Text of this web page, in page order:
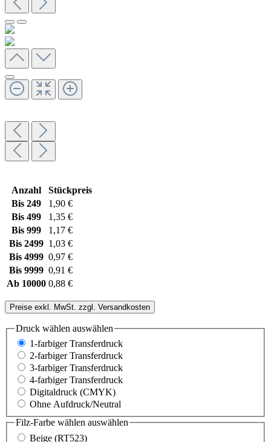
Anzahl
Stückpreis
Bis 249
1,90 €
Bis 499
1,35 €
Bis 999
1,17 €
Bis 2499 1,03 €
Bis 4999 0,97 €
Bis 9999 0,91 €
Ab 10000 0,88 €
Preise exkl. MwSt. zzgl. Versandkosten
Druck wählen auswählen
1-farbiger Transferdruck
2-farbiger Transferdruck
3-farbiger Transferdruck
4-farbiger Transferdruck
Digitaldruck (CMYK)
Ohne Aufdruck/Neutral
Filz-Farbe wählen auswählen
Beige (RT523)